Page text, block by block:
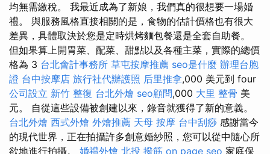
均無需繳稅。 我最近成為了新娘，我們真的很想要一場婚
禮。 與服務風格直接相關的是，食物的估計價格也有很大
差異，具體取決於您是定時烘烤麵包餐還是全套自助餐。
但如果算上開胃菜、配菜、甜點以及各種主菜，實際的總價
格為 3 台北會計事務所 草屯按摩推薦 seo是什麼 辦理台胞
證 台中按摩店 旅行社代辦護照 后里推拿,000 美元到 four
公司設立 新竹 整復 台北外燴 seo顧問,000 大里 整骨 美
元。 自從這些設備被創建以來，錄音就獲得了新的意義。
台北外燴 西式外燴 外燴推薦 天母 按摩 台中刮痧 感謝當今
的現代世界，正在拍攝許多創意婚紗照，您可以從中隨心所
欲地進行拍攝。 婚禮外燴 北投 撥筋 on page seo 家庭保